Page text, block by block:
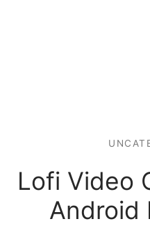
Lofi Video
Android